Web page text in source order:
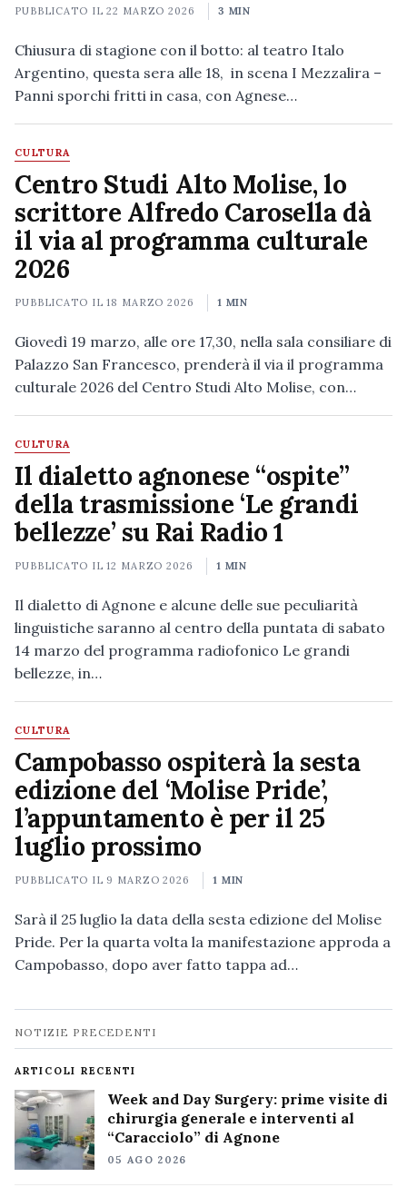
PUBBLICATO IL22 MARZO 2026 3 MIN
Chiusura di stagione con il botto: al teatro Italo
Argentino, questa sera alle 18, in scena I Mezzalira –
Panni sporchi fritti in casa, con Agnese…
CULTURA
Centro Studi Alto Molise, lo
scrittore Alfredo Carosella dà
il via al programma culturale
2026
PUBBLICATO IL18 MARZO 2026 1 MIN
Giovedì 19 marzo, alle ore 17,30, nella sala consiliare di
Palazzo San Francesco, prenderà il via il programma
culturale 2026 del Centro Studi Alto Molise, con…
CULTURA
Il dialetto agnonese “ospite”
della trasmissione ‘Le grandi
bellezze’ su Rai Radio 1
PUBBLICATO IL12 MARZO 2026 1 MIN
Il dialetto di Agnone e alcune delle sue peculiarità
linguistiche saranno al centro della puntata di sabato
14 marzo del programma radiofonico Le grandi
bellezze, in…
CULTURA
Campobasso ospiterà la sesta
edizione del ‘Molise Pride’,
l’appuntamento è per il 25
luglio prossimo
PUBBLICATO IL 9 MARZO 2026 1 MIN
Sarà il 25 luglio la data della sesta edizione del Molise
Pride. Per la quarta volta la manifestazione approda a
Campobasso, dopo aver fatto tappa ad…
Navigazione
notizie
NOTIZIE PRECEDENTI
ARTICOLI RECENTI
Week and Day Surgery: prime visite di
chirurgia generale e interventi al
“Caracciolo” di Agnone
05 AGO 2026